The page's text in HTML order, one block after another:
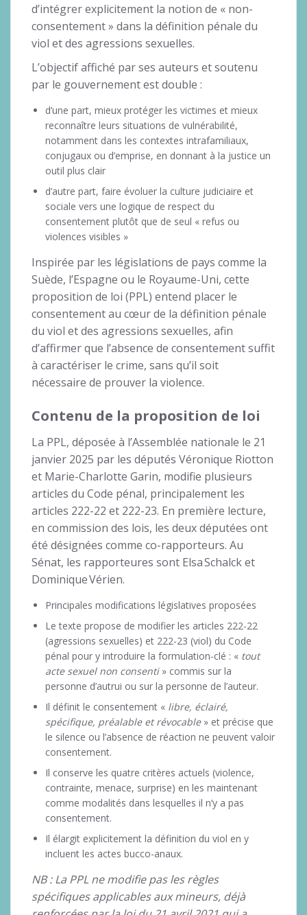
d’intégrer explicitement la notion de « non-
consentement » dans la définition pénale du
viol et des agressions sexuelles.
L’objectif affiché par ses auteurs et soutenu
par le gouvernement est double :
d’une part, mieux protéger les victimes et mieux
reconnaître leurs situations de vulnérabilité,
notamment dans les contextes intrafamiliaux,
conjugaux ou d’emprise, en donnant à la justice un
outil plus clair
d’autre part, faire évoluer la culture judiciaire et
sociale vers une logique de respect du
consentement plutôt que de seul « refus ou
violences visibles »
Inspirée par les législations de pays comme la
Suède, l’Espagne ou le Royaume-Uni, cette
proposition de loi (PPL) entend placer le
consentement au cœur de la définition pénale
du viol et des agressions sexuelles, afin
d’affirmer que l’absence de consentement suffit
à caractériser le crime, sans qu’il soit
nécessaire de prouver la violence.
Contenu de la proposition de loi
La PPL, déposée à l’Assemblée nationale le 21
janvier 2025 par les députés Véronique Riotton
et Marie-Charlotte Garin, modifie plusieurs
articles du Code pénal, principalement les
articles 222-22 et 222-23. En première lecture,
en commission des lois, les deux députées ont
été désignées comme co-rapporteurs. Au
Sénat, les rapporteures sont Elsa Schalck et
Dominique Vérien.
Principales modifications législatives proposées
Le texte propose de modifier les articles 222-22
(agressions sexuelles) et 222-23 (viol) du Code
pénal pour y introduire la formulation-clé : « tout
acte sexuel non consenti » commis sur la
personne d’autrui ou sur la personne de l’auteur.
Il définit le consentement « libre, éclairé,
spécifique, préalable et révocable » et précise que
le silence ou l’absence de réaction ne peuvent valoir
consentement.
Il conserve les quatre critères actuels (violence,
contrainte, menace, surprise) en les maintenant
comme modalités dans lesquelles il n’y a pas
consentement.
Il élargit explicitement la définition du viol en y
incluent les actes bucco-anaux.
NB : La PPL ne modifie pas les règles
spécifiques applicables aux mineurs, déjà